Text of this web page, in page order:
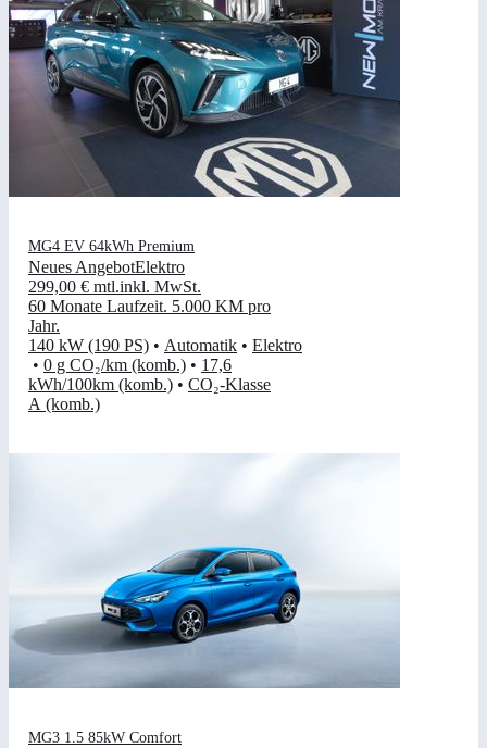
MG4 EV 64kWh Premium
Neues AngebotElektro
299,00 € mtl.inkl. MwSt.
60 Monate Laufzeit. 5.000 KM pro
Jahr.
140 kW (190 PS) • Automatik • Elektro
• 0 g CO₂/km (komb.) • 17,6
kWh/100km (komb.) • CO₂-Klasse
A (komb.)
MG3 1.5 85kW Comfort